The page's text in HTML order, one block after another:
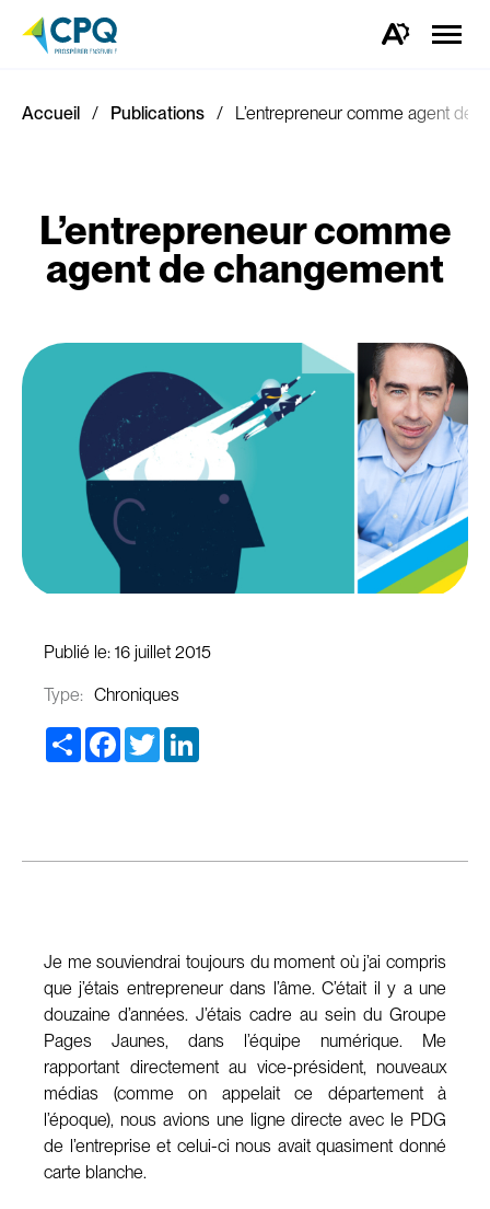
Ouvrez
d'accessibilité.
la
Accueil Publications L’entrepreneur comme agent de
L’entrepreneur comme
agent de changement
Publié le: 16 juillet 2015
Type: Chroniques
Share Facebook
Twitter
Je me souviendrai toujours du moment où j’ai compris
que j’étais entrepreneur dans l’âme. C’était il y a une
douzaine d’années. J’étais cadre au sein du Groupe
Pages Jaunes, dans l’équipe numérique. Me
rapportant directement au vice-président, nouveaux
médias (comme on appelait ce département à
l’époque), nous avions une ligne directe avec le PDG
de l’entreprise et celui-ci nous avait quasiment donné
carte blanche.